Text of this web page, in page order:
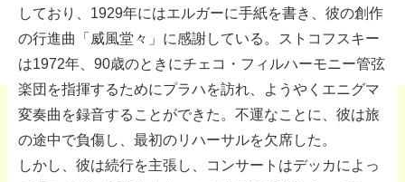
しており、1929年にはエルガーに手紙を書き、彼の創作
の行進曲「威風堂々」に感謝している。ストコフスキー
は1972年、90歳のときにチェコ・フィルハーモニー管弦
楽団を指揮するためにプラハを訪れ、ようやくエニグマ
変奏曲を録音することができた。不運なことに、彼は旅
の途中で負傷し、最初のリハーサルを欠席した。
しかし、彼は続行を主張し、コンサートはデッカによっ